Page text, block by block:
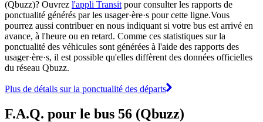
(Qbuzz)? Ouvrez l'appli Transit pour consulter les rapports de
ponctualité générés par les usager·ère·s pour cette ligne.Vous
pourrez aussi contribuer en nous indiquant si votre bus est arrivé en
avance, à l'heure ou en retard. Comme ces statistiques sur la
ponctualité des véhicules sont générées à l'aide des rapports des
usager·ère·s, il est possible qu'elles diffèrent des données officielles
du réseau Qbuzz.
Plus de détails sur la ponctualité des départs
F.A.Q. pour le bus 56 (Qbuzz)